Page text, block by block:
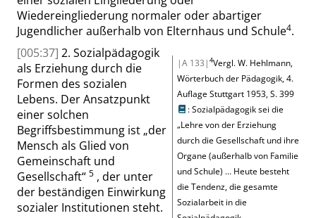
Wiedereingliederung normaler oder abartiger
Jugendlicher außerhalb von Elternhaus und Schule4
|A 133| 4Vergl.W. Hehlmann,
Wörterbuch der Pädagogik, 4.
Auflage Stuttgart 1953,S. 399
: Sozialpädagogik sei die
„Lehre von der Erziehung
durch die Gesellschaft und ihre
Organe (außerhalb von Familie
und Schule) … Heute besteht
die Tendenz, die gesamte
Sozialarbeit in die
.
[005:37] 2. Sozialpädagogik
als Erziehung durch die
Formen des sozialen
Lebens. Der Ansatzpunkt
einer solchen
Begriffsbestimmung ist „der
Mensch als Glied von
Gemeinschaft und
Gesellschaft“ 5 , der unter
der beständigen Einwirkung
sozialer Institutionen steht.